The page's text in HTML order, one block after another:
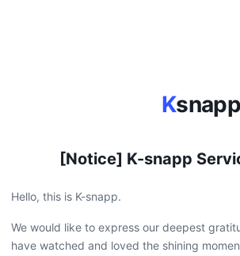
Ksnapp
[Notice] K-snapp
Hello, this is K-snapp.
We would like to express our deepest
have watched and loved the shining